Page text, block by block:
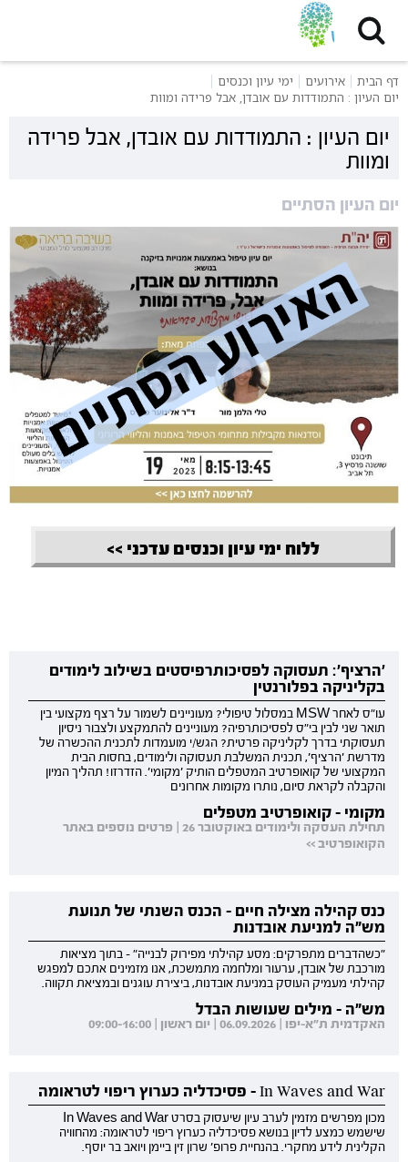
דף הבית אירועים
ימי עיון וכנסים
יום העיון : התמודדות עם אובדן, אבל פרידה ומוות
יום העיון : התמודדות עם אובדן, אבל פרידה
ומוות
יום העיון הסתיים
ללוח ימי עיון וכנסים עדכני >>
'הרציף': תעסוקה לפסיכותרפיסטים בשילוב לימודים
בקליניקה בפלורנטין
עו"ס לאחר MSW במסלול טיפולי? מעוניינים לשמור על רצף מקצועי בין
תואר שני לבין בי"ס לפסיכותרפיה? מעוניינים להתמקצע ולצבור ניסיון
תעסוקתי בדרך לקליניקה פרטית? הגש/י מועמדות לתכנית ההכשרה של
מדרשת 'הרציף', תכנית המשלבת תעסוקה ולימודים, בחסות הבית
המקצועי של קואופרטיב המטפלים הותיק 'מקומי'. הזדרזו! תהליך המיון
והקבלה לקראת סיום, נותרו מקומות אחרונים
מקומי - קואופרטיב מטפלים
תחילת העסקה ולימודים באוקטובר 26 | פרטים נוספים באתר
הקואופרטיב >>
כנס קהילה מצילה חיים - הכנס השנתי של תנועת
מש"ה למניעת אובדנות
"כשהדברים מתפרקים: מסע קהילתי מפירוק לבנייה" - בתוך מציאות
מורכבת של אובדן, ערעור ומלחמה מתמשכת, אנו מזמינים אתכם למפגש
קהילתי מעמיק העוסק במניעת אובדנות, ביצירת עוגנים ובמציאת תקווה.
מש"ה - מילים שעושות הבדל
האקדמית ת"א-יפו | 06.09.2026 | יום ראשון | 09:00-16:00
In Waves and War - פסיכדליה כערוץ ריפוי לטראומה
מכון מפרשים מזמין לערב עיון שיעסוק בסרט In Waves and War
שישמש כמצע לדיון בנושא פסיכדליה כערוץ ריפוי לטראומה: מהחוויה
הקלינית לידע מחקרי. בהנחיית פרופ' שרון זין ביימן ויואב בר יוסף.